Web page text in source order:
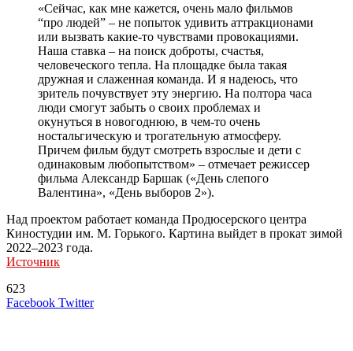
«Сейчас, как мне кажется, очень мало фильмов
“про людей” – не попыток удивить аттракционами
или вызвать какие-то чувствами провокациями.
Наша ставка – на поиск доброты, счастья,
человеческого тепла. На площадке была такая
дружная и слаженная команда. И я надеюсь, что
зритель почувствует эту энергию. На полтора часа
люди смогут забыть о своих проблемах и
окунуться в новогоднюю, в чем-то очень
ностальгическую и трогательную атмосферу.
Причем фильм будут смотреть взрослые и дети с
одинаковым любопытством» – отмечает режиссер
фильма Александр Баршак («День слепого
Валентина», «День выборов 2»).
Над проектом работает команда Продюсерского центра
Киностудии им. М. Горького. Картина выйдет в прокат зимой
2022–2023 года.
Источник
623
Facebook TwitterLinkedIn
Tumblr
Reddit
Вконтакте
Одноклассники
Skype
Messenger
Messenger
WhatsApp
Telegram
Viber
Line
Поделиться
Печатать